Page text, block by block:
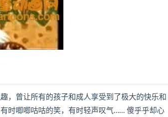
，曾让所有的孩子和成人享受到了极大的快乐和
时唧唧咕咕的笑，有时轻声叹气…… 傻乎乎却心